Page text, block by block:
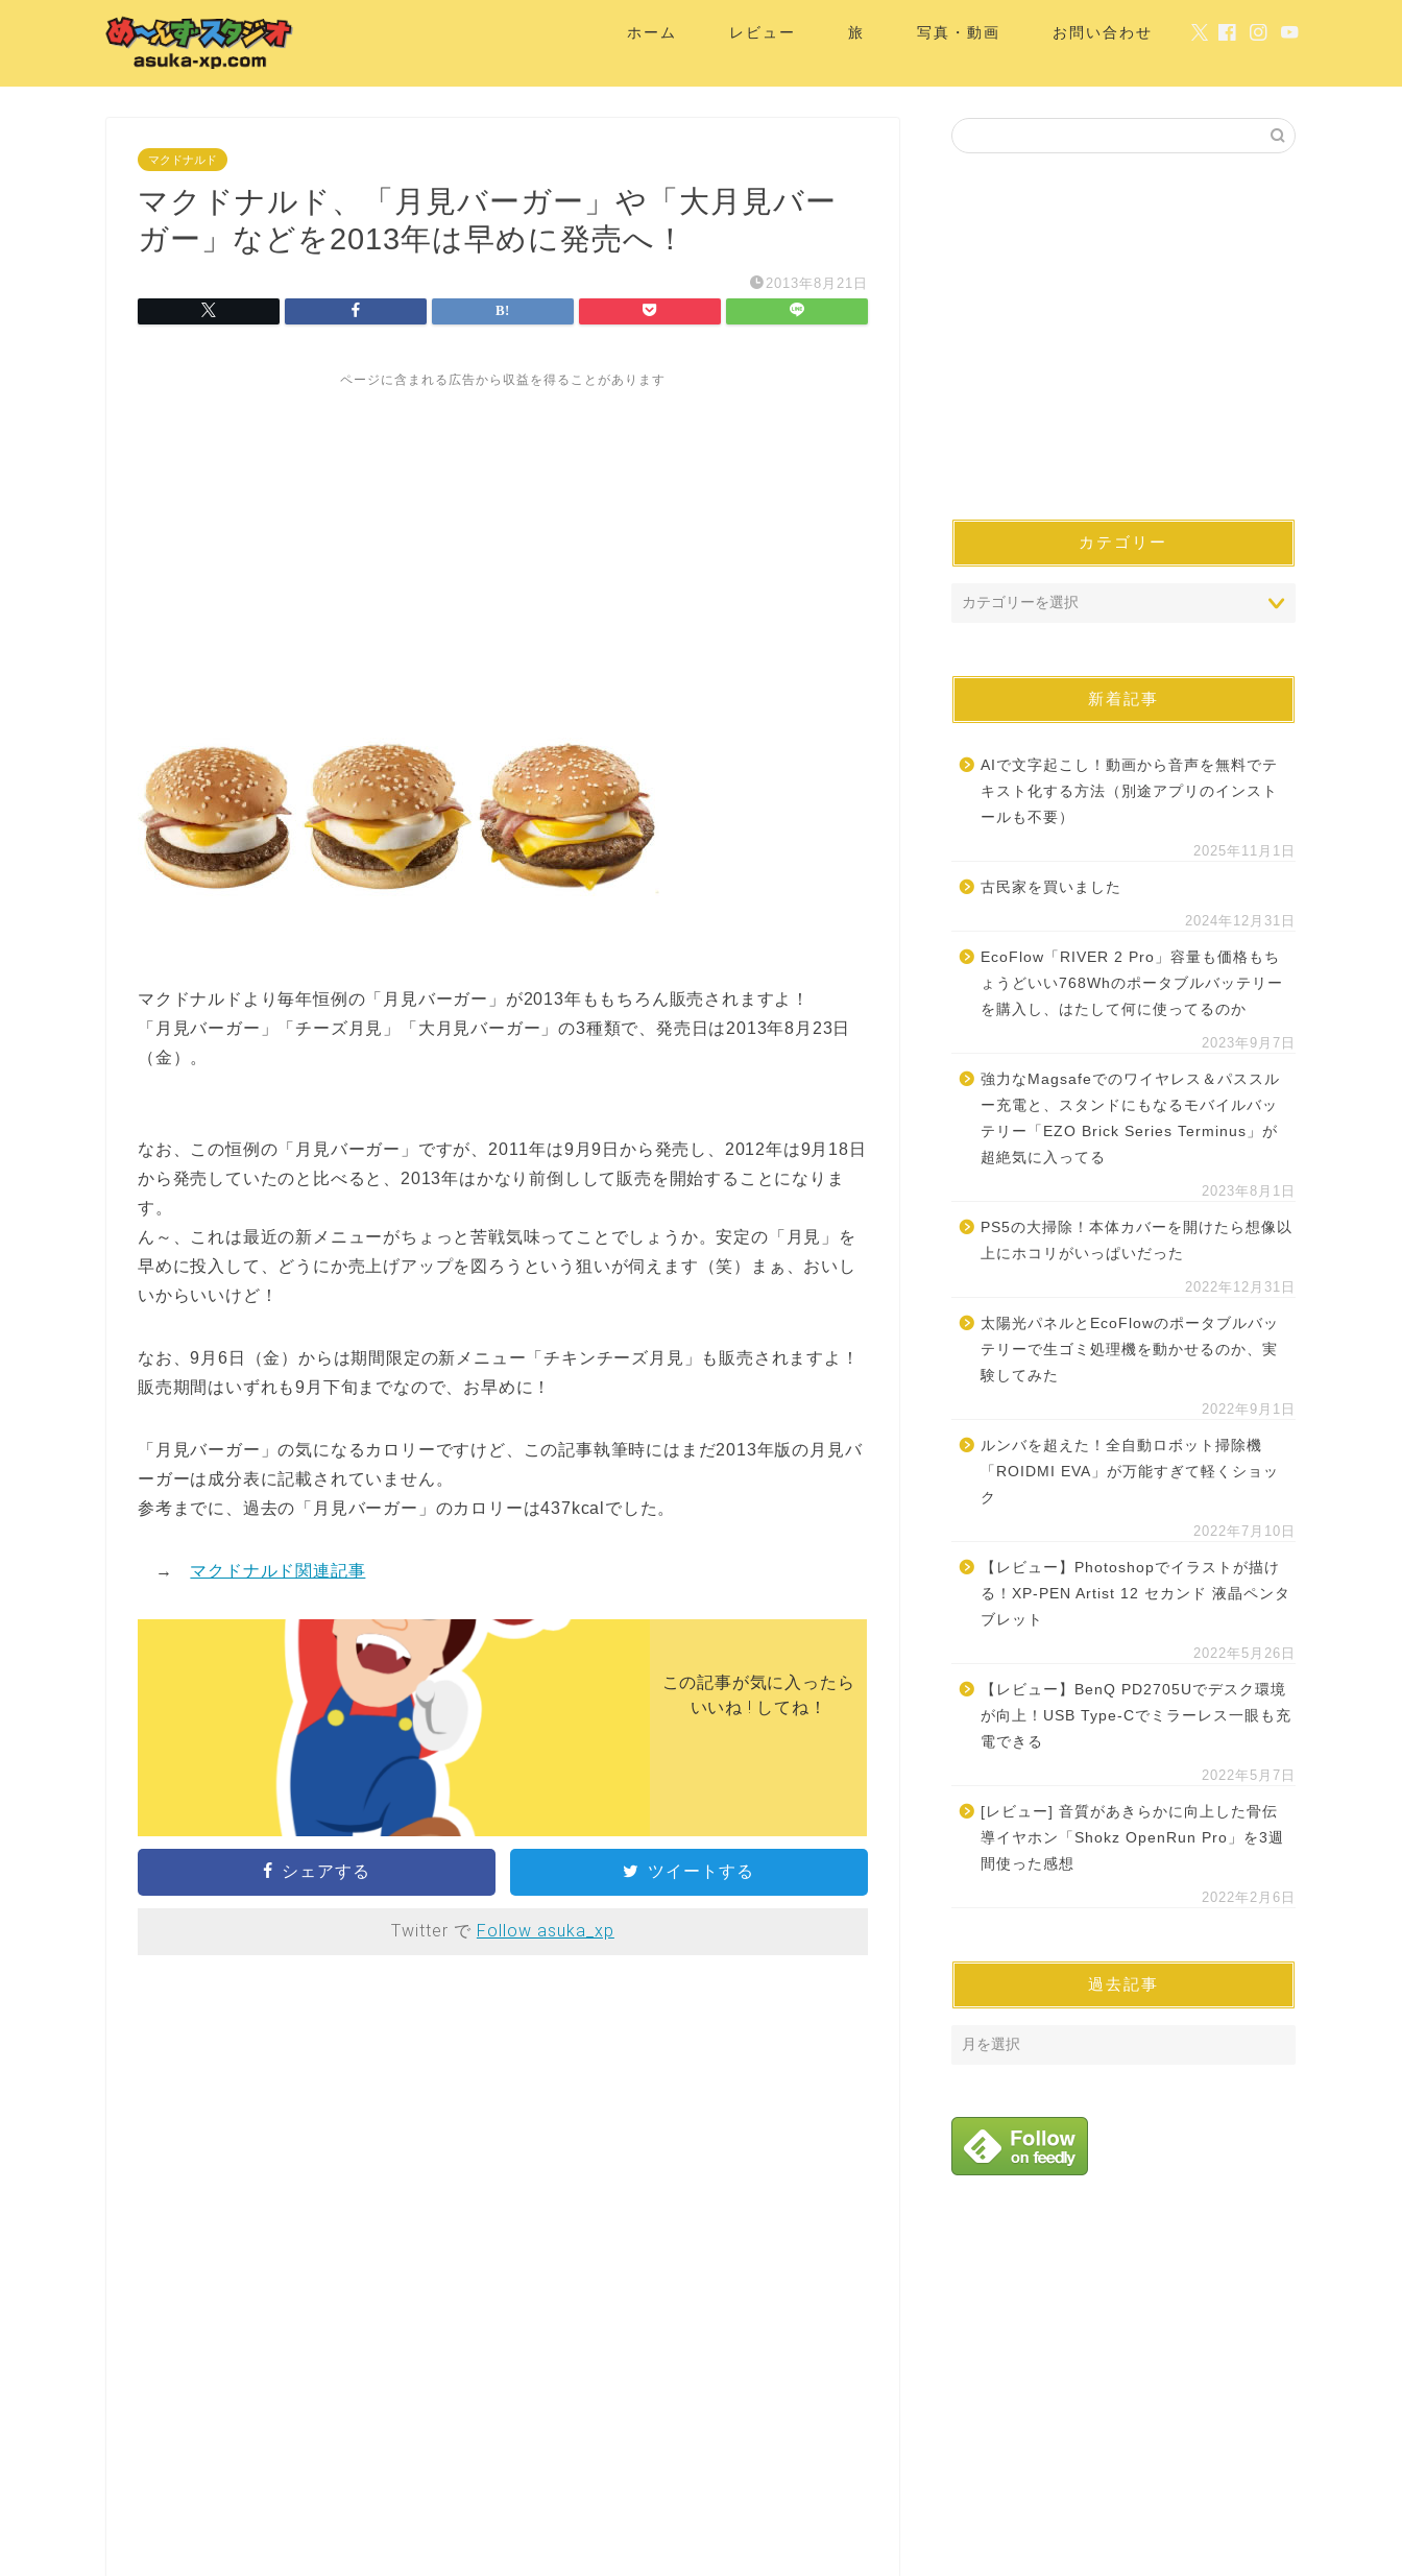
ホーム レビュー 旅 写真・動画 お問い合わせ
マクドナルド
マクドナルド、「月見バーガー」や「大月見バー
ガー」などを2013年は早めに発売へ！
2013年8月21日
ページに含まれる広告から収益を得ることがあります
マクドナルドより毎年恒例の「月見バーガー」が2013年ももちろん販売されますよ！
「月見バーガー」「チーズ月見」「大月見バーガー」の3種類で、発売日は2013年8月23日
（金）。
なお、この恒例の「月見バーガー」ですが、2011年は9月9日から発売し、2012年は9月18日
から発売していたのと比べると、2013年はかなり前倒しして販売を開始することになりま
す。
ん～、これは最近の新メニューがちょっと苦戦気味ってことでしょうか。安定の「月見」を
早めに投入して、どうにか売上げアップを図ろうという狙いが伺えます（笑）まぁ、おいし
いからいいけど！
なお、9月6日（金）からは期間限定の新メニュー「チキンチーズ月見」も販売されますよ！
販売期間はいずれも9月下旬までなので、お早めに！
「月見バーガー」の気になるカロリーですけど、この記事執筆時にはまだ2013年版の月見バ
ーガーは成分表に記載されていません。
参考までに、過去の「月見バーガー」のカロリーは437kcalでした。
→ マクドナルド関連記事
この記事が気に入ったら
いいね ! してね！
シェアする ツイートする
Twitter で Follow asuka_xp
カテゴリー
新着記事
AIで文字起こし！動画から音声を無料でテ
キスト化する方法（別途アプリのインスト
ールも不要）
2025年11月1日
古民家を買いました
2024年12月31日
EcoFlow「RIVER 2 Pro」容量も価格もち
ょうどいい768Whのポータブルバッテリー
を購入し、はたして何に使ってるのか
2023年9月7日
強力なMagsafeでのワイヤレス＆パススル
ー充電と、スタンドにもなるモバイルバッ
テリー「EZO Brick Series Terminus」が
超絶気に入ってる
2023年8月1日
PS5の大掃除！本体カバーを開けたら想像以
上にホコリがいっぱいだった
2022年12月31日
太陽光パネルとEcoFlowのポータブルバッ
テリーで生ゴミ処理機を動かせるのか、実
験してみた
2022年9月1日
ルンバを超えた！全自動ロボット掃除機
「ROIDMI EVA」が万能すぎて軽くショッ
ク
2022年7月10日
【レビュー】Photoshopでイラストが描け
る！XP-PEN Artist 12 セカンド 液晶ペンタ
ブレット
2022年5月26日
【レビュー】BenQ PD2705Uでデスク環境
が向上！USB Type-Cでミラーレス一眼も充
電できる
2022年5月7日
[レビュー] 音質があきらかに向上した骨伝
導イヤホン「Shokz OpenRun Pro」を3週
間使った感想
2022年2月6日
過去記事